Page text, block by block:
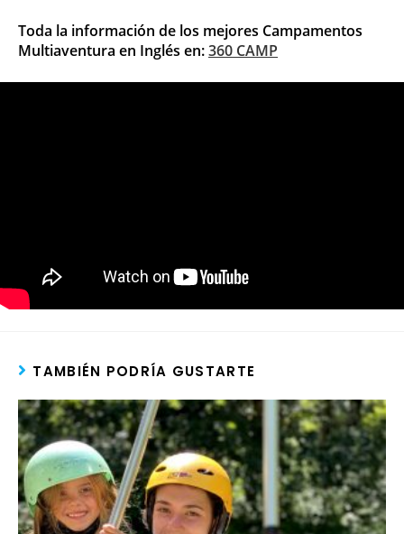
Toda la información de los mejores Campamentos
Multiaventura en Inglés en:360 CAMP
TAMBIÉN PODRÍA GUSTARTE